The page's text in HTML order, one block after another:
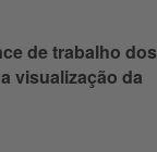
de trabalho dos
visualização da